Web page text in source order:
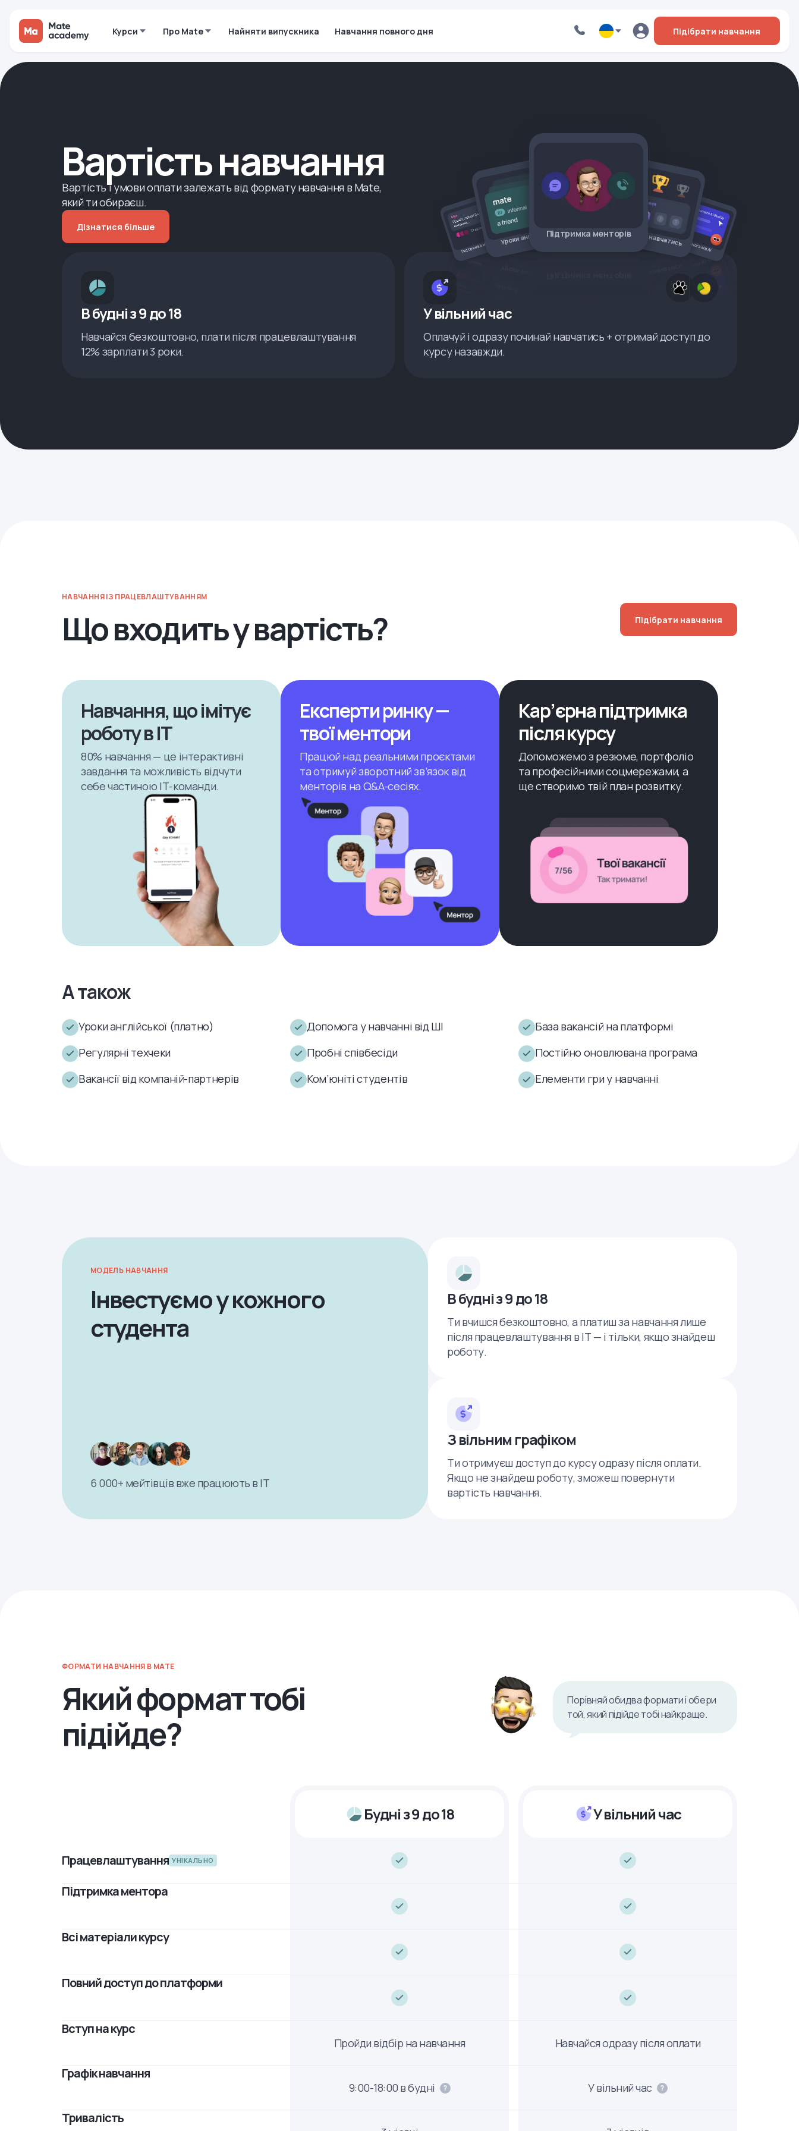
Курси Про Mate Найняти випускника Навчання повного дня Підібрати навчання
Вартість навчання
Вартість і умови оплати залежать від формату навчання в Mate,
який ти обираєш.
Дізнатися більше
Підтримка менторівУроки англійськоїПідтримка менторівМотивація навчатисьДопомога від AI
В будні з 9 до 18
Навчайся безкоштовно, плати після працевлаштування
12% зарплати 3 роки.
У вільний час
Оплачуй і одразу починай навчатись + отримай доступ до
курсу назавжди.
НАВЧАННЯ ІЗ ПРАЦЕВЛАШТУВАННЯМ
Що входить у вартість? Підібрати навчання
Навчання, що імітує
роботу в ІТ
80% навчання — це інтерактивні
завдання та можливість відчути
себе частиною ІТ-команди.
Експерти ринку —
твої ментори
Працюй над реальними проєктами
та отримуй зворотний зв’язок від
менторів на Q&A-cесіях.
Кар’єрна підтримка
після курсу
Допоможемо з резюме, портфоліо
та професійними соцмережами, а
ще створимо твій план розвитку.
А також
Уроки англійської (платно)
Регулярні техчеки
Вакансії від компаній-партнерів
Допомога у навчанні від ШІ
Пробні співбесіди
Ком’юніті студентів
База вакансій на платформі
Постійно оновлювана програма
Елементи гри у навчанні
МОДЕЛЬ НАВЧАННЯ
Інвестуємо у кожного
студента
6 000+ мейтівців вже працюють в ІТ
В будні з 9 до 18
Ти вчишся безкоштовно, а платиш за навчання лише
після працевлаштування в ІТ — і тільки, якщо знайдеш
роботу.
З вільним графіком
Ти отримуєш доступ до курсу одразу після оплати.
Якщо не знайдеш роботу, зможеш повернути
вартість навчання.
ФОРМАТИ НАВЧАННЯ В MATE
Який формат тобі
підійде?
Порівняй обидва формати і обери
той, який підійде тобі найкраще.
Будні з 9 до 18 У вільний час
Працевлаштування УНІКАЛЬНО
Підтримка ментора
Всі матеріали курсу
Повний доступ до платформи
Вступ на курс
Пройди відбір на навчання Навчайся одразу після оплати
Графік навчання
9:00-18:00 в будні У вільний час
Тривалість